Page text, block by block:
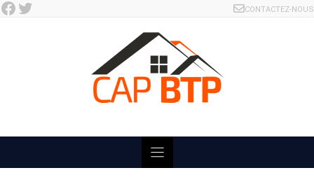
Skip
Facebook Twitter CONTACTEZ-NOUS